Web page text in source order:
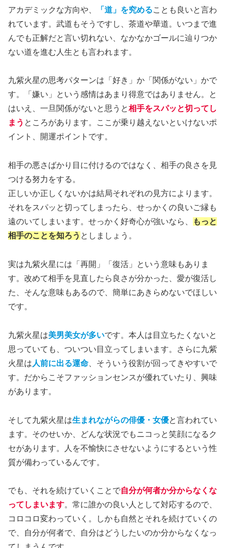
アカデミックな方向や、 「道」を究めることも良いと言わ
れています。武道もそうですし、茶道や華道。いつまで進
んでも正解だと言い切れない、なかなかゴールに辿りつか
ない道を進む人生とも言われます。
九紫火星の思考パターンは「好き」か「関係がない」かで
す。「嫌い」という感情はあまり得意ではありません。と
はいえ、一旦関係がないと思うと相手をスパッと切ってし
まう ところがあります。ここが乗り越えないといけないポ
イント、開運ポイントです。
相手の悪さばかり目に付けるのではなく、相手の良さを見
つける努力をする。
正しいか正しくないかは結局それぞれの見方によります。
それをスパッと切ってしまったら、せっかくの良いご縁も
遠のいてしまいます。せっかく好奇心が強いなら、
もっと
相手のことを知ろう としましょう。
実は九紫火星には「再開」「復活」という意味もありま
す。改めて相手を見直したら良さが分かった、愛が復活し
た、そんな意味もあるので、簡単にあきらめないでほしい
です。
九紫火星は美男美女が多いです。本人は目立ちたくないと
思っていても、ついつい目立ってしまいます。さらに九紫
火星は 人前に出る運命 、そういう役割が回ってきやすいで
す。だからこそファッションセンスが優れていたり、興味
があります。
そして九紫火星は生まれながらの俳優・女優と言われてい
ます。そのせいか、どんな状況でもニコっと笑顔になるク
セがあります。人を不愉快にさせないようにするという性
質が備わっているんです。
でも、それを続けていくことで自分が何者か分からなくな
ってしまいます。常に誰かの良い人として対応するので、
コロコロ変わっていく。しかも自然とそれを続けていくの
で、自分が何者で、自分はどうしたいのか分からなくなっ